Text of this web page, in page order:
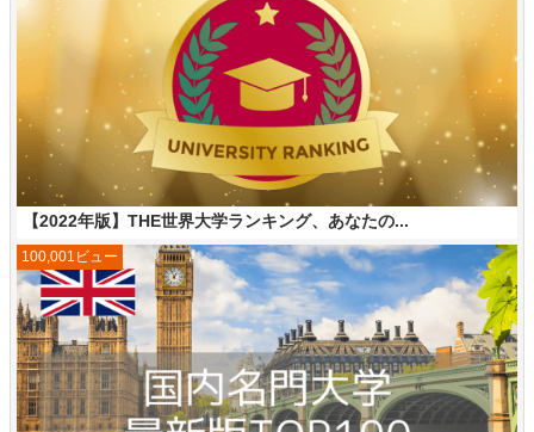
【2022年版】THE世界大学ランキング、あなたの...
100,001ビュー